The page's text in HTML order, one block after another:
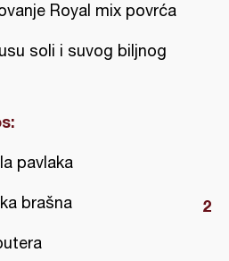
Royal mix povrća
soli i suvog biljnog
pavlaka
brašna